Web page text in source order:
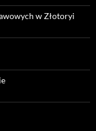
w Złotoryi